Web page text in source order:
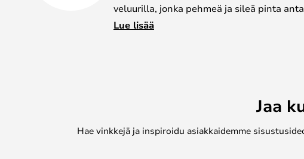
veluurilla, jonka pehmeä ja sileä pinta
ulkonäön sisustusesineenä ja luo
Lue lisää
Jaa
Hae vinkkejä ja inspiroidu asiakkaidemme